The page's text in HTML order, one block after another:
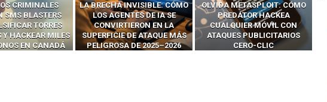
CRIMINALES
SMS BLASTERS
TORRES
Y HACKEAR MILES
EN CANADÁ
LA BRECHA INVISIBLE: CÓMO
LOS AGENTES DE IA SE
CONVIRTIERON EN LA
SUPERFICIE DE ATAQUE MÁS
PELIGROSA DE 2025–2026
OLVIDA METASPLOIT: CÓMO
PREDATOR HACKEA
CUALQUIER MÓVIL CON
ATAQUES PUBLICITARIOS
CERO-CLIC